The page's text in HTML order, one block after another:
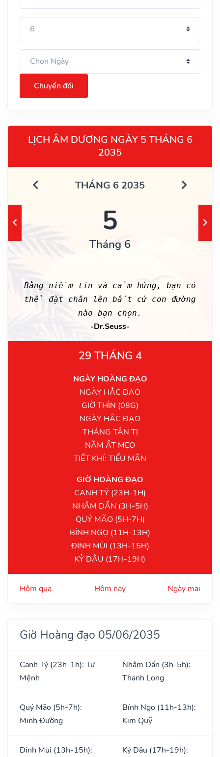
Chuyển đổi
LỊCH ÂM DƯƠNG NGÀY 5 THÁNG 6
2035
THÁNG 6 2035
5
Tháng 6
Bằng niềm tin và cảm hứng, bạn có
thể đặt chân lên bất cứ con đường
nào bạn chọn.
-Dr.Seuss-
29 THÁNG 4
NGÀY HOÀNG ĐẠO
NGÀY HẮC ĐẠO
GIỜ THÌN (08G)
NGÀY HẮC ĐẠO
THÁNG TÂN TỊ
NĂM ẤT MẸO
TIẾT KHÍ: TIỂU MÃN
GIỜ HOÀNG ĐẠO
CANH TÝ (23H-1H)
NHÂM DẦN (3H-5H)
QUÝ MÃO (5H-7H)
BÍNH NGỌ (11H-13H)
ĐINH MÙI (13H-15H)
KỶ DẬU (17H-19H)
Hôm qua Hôm nay Ngày mai
Giờ Hoàng đạo 05/06/2035
Canh Tý (23h-1h): Tư
Mệnh
Nhâm Dần (3h-5h):
Thanh Long
Quý Mão (5h-7h):
Minh Đường
Bính Ngọ (11h-13h):
Kim Quỹ
Đinh Mùi (13h-15h):
Kỷ Dậu (17h-19h):